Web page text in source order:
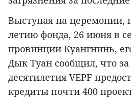
Выступая на церемонии,
летию фонда, 26 июня в
провинции Куангнинь,
Дык Туан сообщил, что за
десятилетия VEPF
кредиты почти 400